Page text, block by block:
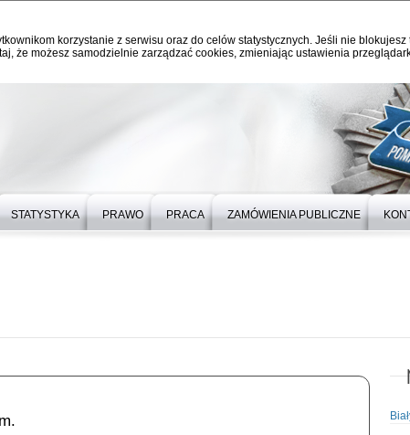
korzystanie z serwisu oraz do celów statystycznych. Jeśli nie
że możesz samodzielnie zarządzać cookies, zmieniając ustawienia
STATYSTYKA PRAWO PRACA ZAMÓWIENIA PUBLICZNE